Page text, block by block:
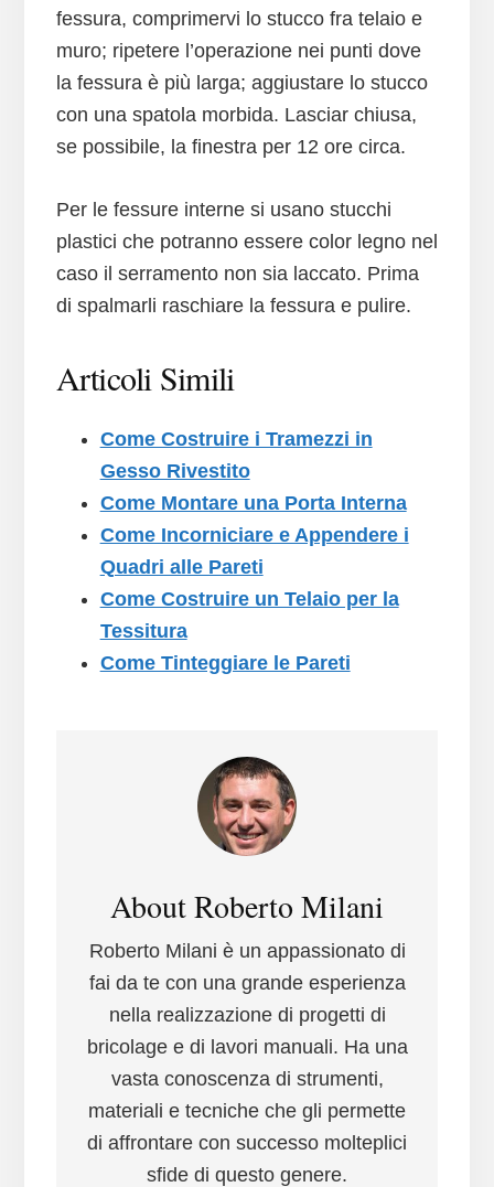
fessura, comprimervi lo stucco fra telaio e
muro; ripetere l’operazione nei punti dove
la fessura è più larga; aggiustare lo stucco
con una spatola morbida. Lasciar chiusa,
se possibile, la finestra per 12 ore circa.
Per le fessure interne si usano stucchi
plastici che potranno essere color legno nel
caso il serramento non sia laccato. Prima
di spalmarli raschiare la fessura e pulire.
Articoli Simili
Come Costruire i Tramezzi in
Gesso Rivestito
Come Montare una Porta Interna
Come Incorniciare e Appendere i
Quadri alle Pareti
Come Costruire un Telaio per la
Tessitura
Come Tinteggiare le Pareti
AboutRoberto Milani
Roberto Milani è un appassionato di
fai da te con una grande esperienza
nella realizzazione di progetti di
bricolage e di lavori manuali. Ha una
vasta conoscenza di strumenti,
materiali e tecniche che gli permette
di affrontare con successo molteplici
sfide di questo genere.